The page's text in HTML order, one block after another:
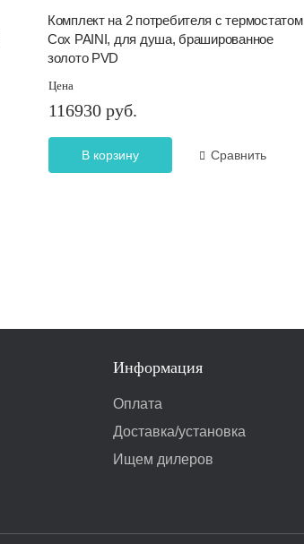
Комплект на 2 потребителя с термостатом
Cox PAINI, для душа, брашированное
золото PVD
Цена
116930 руб.
В корзину Сравнить
Информация
Оплата
Доставка/установка
Ищем дилеров